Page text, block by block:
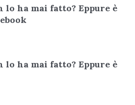
lo ha mai fatto? Eppure è
lo ha mai fatto? Eppure è